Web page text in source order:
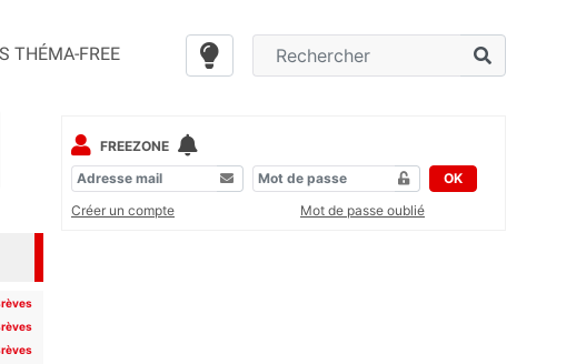
THÉMA-FREE
FREEZONE
OK
Créer un compte
Mot de passe oublié